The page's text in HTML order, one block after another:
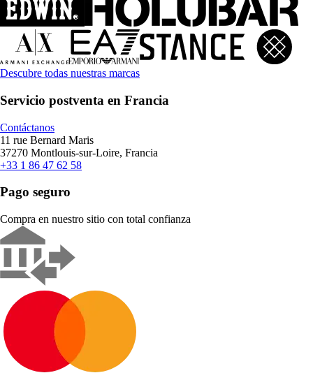
Descubre todas nuestras marcas
Servicio postventa en Francia
Contáctanos
11 rue Bernard Maris
37270 Montlouis-sur-Loire, Francia
+33 1 86 47 62 58
Pago seguro
Compra en nuestro sitio con total confianza